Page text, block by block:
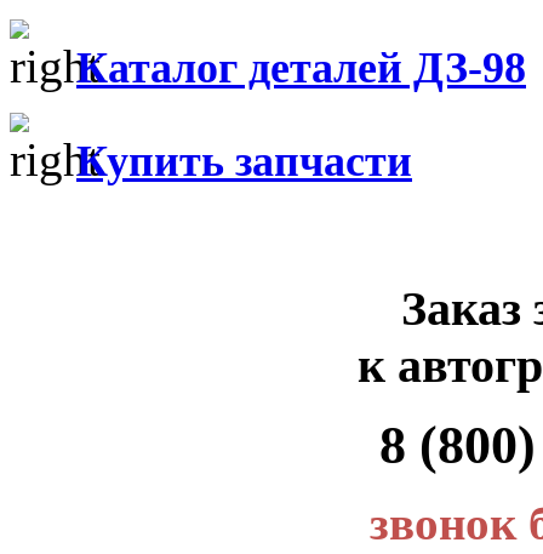
Каталог деталей ДЗ-98
Купить запчасти
Заказ
к
8
звонок